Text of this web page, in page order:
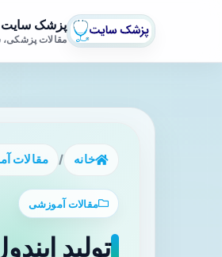
پزشک سایت
مقالات
خانه / مقالات
مقالات آموزشی